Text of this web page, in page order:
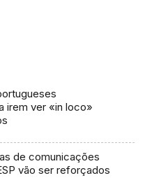
irem ver «in loco»
de comunicações
vão ser reforçados